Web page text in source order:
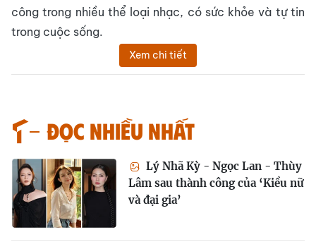
công trong nhiều thể loại nhạc, có sức khỏe và tự tin
trong cuộc sống.
Xem chi tiết
Đọc nhiều nhất
Lý Nhã Kỳ - Ngọc Lan - Thùy
Lâm sau thành công của ‘Kiều nữ
và đại gia’